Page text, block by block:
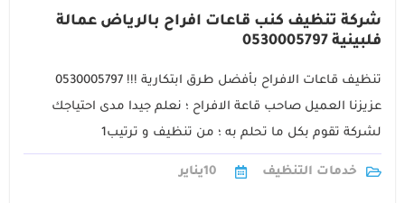
شركة تنظيف كنب قاعات افراح بالرياض عمالة
فلبينية 0530005797
عزيزنا العميل صاحب قاعة الافراح ؛ نعلم جيدا مدى احتياجك
لشركة تقوم بكل ما تحلم به ؛ من تنظيف و ترتيب1
خدمات التنظيف 10يناير